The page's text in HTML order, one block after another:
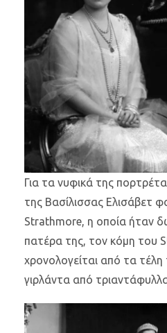
Για τα νυφικά της
της Βασίλισσας Ελισάβετ
Strathmore, η οποία ήταν
πατέρα της, τον κόμη του
χρονολογείται από τα
γιρλάντα από